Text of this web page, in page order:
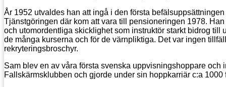
År 1952 utvaldes han att ingå i den första
Tjänstgöringen där kom att vara till pensioneringen 1978.
och utomordentliga skicklighet som instruktör starkt bidrog
de många kurserna och för de värnpliktiga. Det var ingen
rekryteringsbroschyr.
Sam blev en av våra första svenska uppvisningshoppare
Fallskärmsklubben och gjorde under sin hoppkarriär c:a 1000